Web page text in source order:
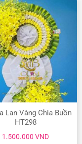
Lan Vàng Chia Buồn
HT298
1.500.000 VND